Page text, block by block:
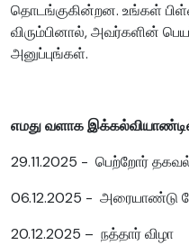
தொடங்குகின்றன. உங்கள்
விரும்பினால், அவர்களின்
அனுப்புங்கள்.
எமது வளாக
29.11.2025 - பெற்றோர்
06.12.2025 - அரையாண்டு
20.12.2025 – நத்தார் விழா